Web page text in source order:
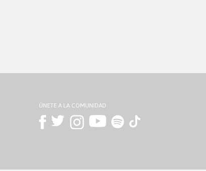
ÚNETE A LA COMUNIDAD